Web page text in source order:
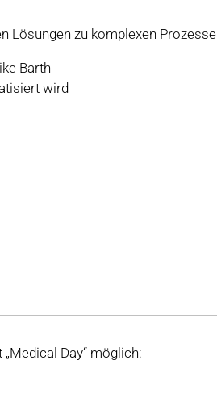
Lösungen zu komplexen
Barth
wird
Day“ möglich: